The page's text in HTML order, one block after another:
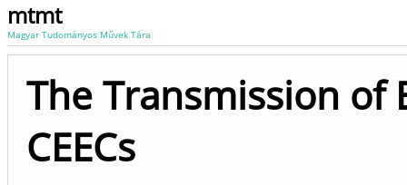
mtmt
Magyar Tudományos Művek Tára
The Transmission of
CEECs